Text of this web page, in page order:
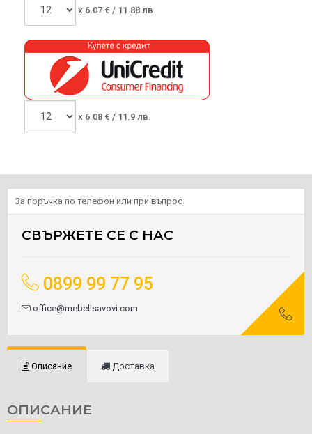
x 6.07 € / 11.88 лв.
x 6.08 € / 11.9 лв.
За поръчка по телефон или при въпрос
СВЪРЖЕТЕ СЕ С НАС
0899 99 77 95
office@mebelisavovi.com
Описание Доставка
ОПИСАНИЕ